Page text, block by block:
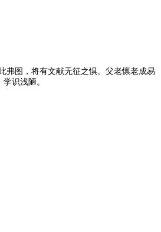
弗图，将有文献无征之惧。父老懔老成易
识浅陋。